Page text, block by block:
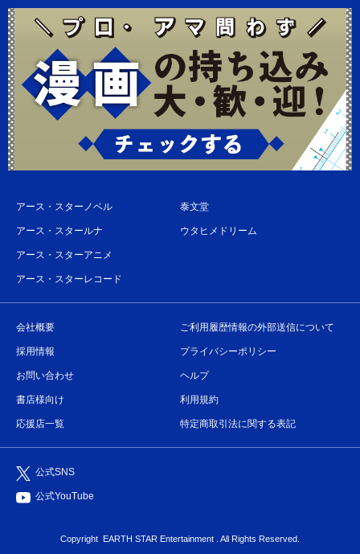
アース・スターノベル
アース・スタールナ
アース・スターアニメ
アース・スターレコード
泰文堂
ウタヒメドリーム
会社概要
採用情報
お問い合わせ
書店様向け
応援店一覧
ご利用履歴情報の外部送信について
プライバシーポリシー
ヘルプ
利用規約
特定商取引法に関する表記
公式SNS
公式YouTube
Copyright EARTH STAR Entertainment . All Rights Reserved.